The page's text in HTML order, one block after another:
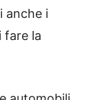
anche i
fare la